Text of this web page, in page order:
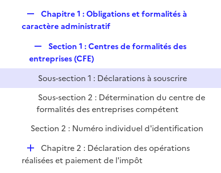
e
p
l
r
e
l
i
e
r
Chapitre 1 : Obligations et formalités à
caractère administratif
e
p
l
Section 1 : Centres de formalités des
entreprises (CFE)
Sous-section 1 : Déclarations à souscrire
Sous-section 2 : Détermination du centre de
formalités des entreprises compétent
Section 2 : Numéro individuel d'identification
D
é
Chapitre 2 : Déclaration des opérations
réalisées et paiement de l'impôt